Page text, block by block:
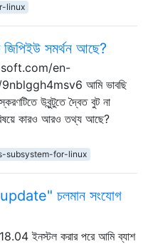
linux
জিপিইউ সমর্থন আছে?
en-
আমি ভাবছি
উবুন্টুতে দ্বৈত বুট না
কারও আরও তথ্য আছে?
subsystem-for-linux
চলমান সংযোগ
ইনস্টল করার পরে আমি ব্যাশ